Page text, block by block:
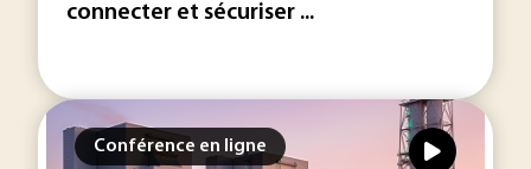
connecter et sécuriser ...
Conférence en ligne